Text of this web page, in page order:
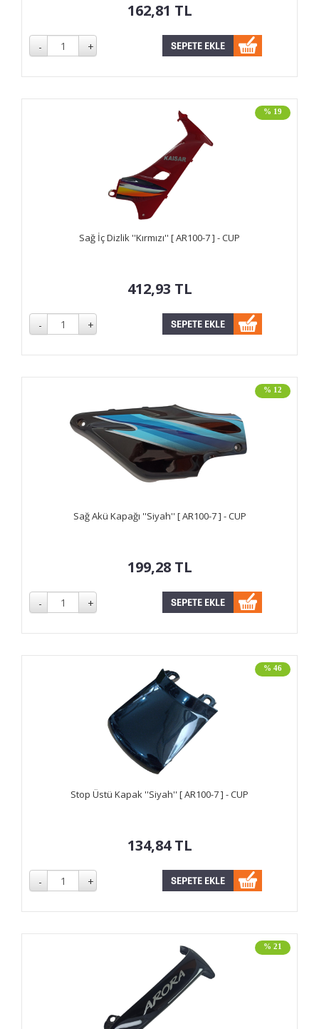
162,81 TL
% 19
Sağ İç Dizlik ''Kırmızı'' [ AR100-7 ] - CUP
412,93 TL
% 12
Sağ Akü Kapağı ''Siyah'' [ AR100-7 ] - CUP
199,28 TL
% 46
Stop Üstü Kapak ''Siyah'' [ AR100-7 ] - CUP
134,84TL
% 21